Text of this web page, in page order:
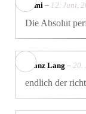
Remi – 12. Juni,
Die Absolut
Franz Lang – 20.
endlich der